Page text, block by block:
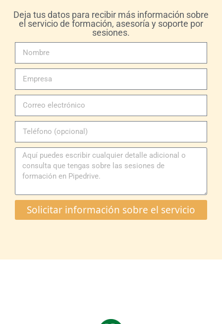
Deja tus datos para recibir más información sobre
el servicio de formación, asesoría y soporte por
sesiones.
Solicitar información sobre el servicio